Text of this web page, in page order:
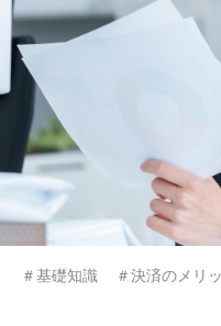
＃基礎知識 ＃決済のメリ